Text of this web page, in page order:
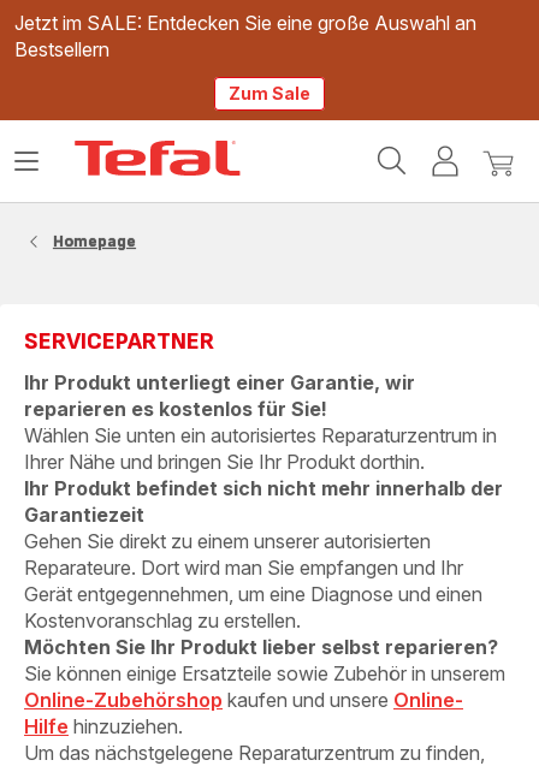
Jetzt im SALE: Entdecken Sie eine große Auswahl an
Bestsellern
Zum Sale
Mein
Mein
Das
Homepage
SERVICEPARTNER
Ihr Produkt unterliegt einer Garantie, wir
reparieren es kostenlos für Sie!
Wählen Sie unten ein autorisiertes Reparaturzentrum in
Ihrer Nähe und bringen Sie Ihr Produkt dorthin.
Ihr Produkt befindet sich nicht mehr innerhalb der
Garantiezeit
Gehen Sie direkt zu einem unserer autorisierten
Reparateure. Dort wird man Sie empfangen und Ihr
Gerät entgegennehmen, um eine Diagnose und einen
Kostenvoranschlag zu erstellen.
Möchten Sie Ihr Produkt lieber selbst reparieren?
Sie können einige Ersatzteile sowie Zubehör in unserem
Online-Zubehörshop kaufen und unsere Online-
Hilfe hinzuziehen.
Um das nächstgelegene Reparaturzentrum zu finden,